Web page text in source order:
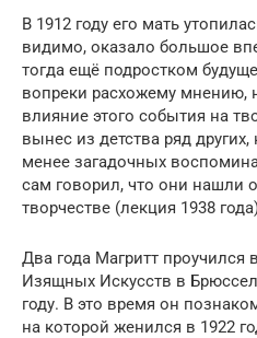
В 1912 году его мать
видимо, оказало большое
тогда ещё подростком
вопреки расхожему мнению,
влияние этого события на
вынес из детства ряд
менее загадочных
сам говорил, что они нашли
творчестве (лекция 1938
Два года Магритт
Изящных Искусств в
году. В это время он
на которой женился в 1922